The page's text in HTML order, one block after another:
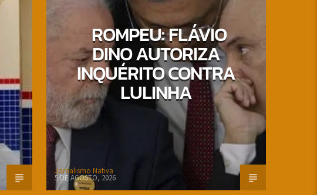
ROMPEU: FLÁVIO
DINO AUTORIZA
INQUÉRITO CONTRA
LULINHA
Jornalismo Nativa
5 DE AGOSTO, 2026